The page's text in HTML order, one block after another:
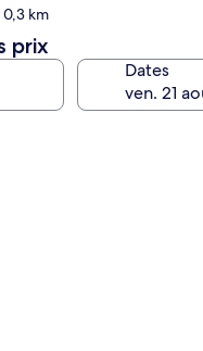
0,3 km
prix
Dates